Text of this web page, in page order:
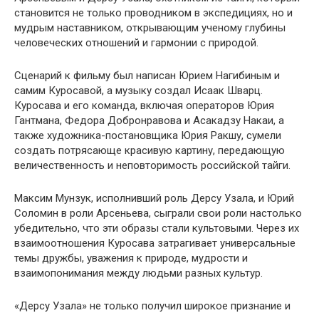
становится не только проводником в экспедициях, но и
мудрым наставником, открывающим ученому глубины
человеческих отношений и гармонии с природой.
Сценарий к фильму был написан Юрием Нагибиным и
самим Куросавой, а музыку создал Исаак Шварц.
Куросава и его команда, включая операторов Юрия
Гантмана, Федора Добронравова и Асакадзу Накаи, а
также художника-постановщика Юрия Ракшу, сумели
создать потрясающе красивую картину, передающую
величественность и неповторимость российской тайги.
Максим Мунзук, исполнивший роль Дерсу Узала, и Юрий
Соломин в роли Арсеньева, сыграли свои роли настолько
убедительно, что эти образы стали культовыми. Через их
взаимоотношения Куросава затрагивает универсальные
темы дружбы, уважения к природе, мудрости и
взаимопонимания между людьми разных культур.
«Дерсу Узала» не только получил широкое признание и